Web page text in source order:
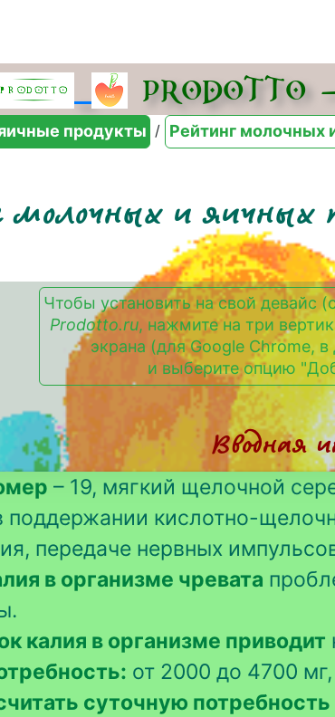
PRODOTTO
продукты / Рейтинг молочных
молочных и яичных
Чтобы установить на свой девайс
Prodotto.ru, нажмите на три
экрана (для Google Chrome,
и выберите опцию
Вводная
– 19, мягкий щелочной
поддержании кислотно-
передаче нервных
в организме чревата
калия в организме приводит
от 2000 до 4700
суточную потребность